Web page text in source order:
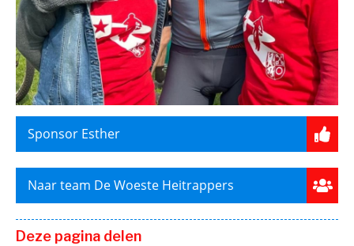
Sponsor Esther
Naar team De Woeste Heitrappers
Deze pagina delen